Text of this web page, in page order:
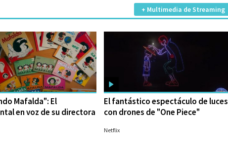
+ Multimedia de Streaming
Mafalda": El
en voz de su directora
El fantástico espectáculo de luces
con drones de "One Piece"
Netflix